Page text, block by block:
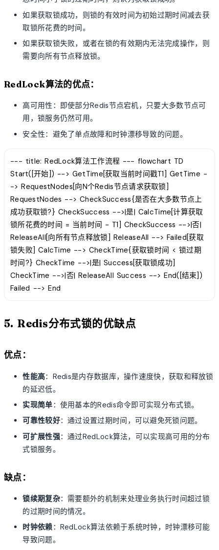
如果获取锁成功，则锁的有效时间为初始过期时间减去获
取锁所花费的时间。
如果获取锁失败，或者在锁的有效期内无法完成操作，则
需要向所有节点释放锁。
RedLock算法的优点：
高可用性：即使部分Redis节点宕机，只要大多数节点可
用，锁服务仍然可用。
安全性：避免了单点故障和时钟漂移导致的问题。
--- title: RedLock算法工作流程 --- flowchart TD
Start([开始]) --> GetTime[获取当前时间戳T1] GetTime -
-> RequestNodes[向N个Redis节点请求获取锁]
RequestNodes --> CheckSuccess{是否在大多数节点上
成功获取锁?} CheckSuccess -->|是| CalcTime[计算获取
锁所花费的时间 = 当前时间 - T1] CheckSuccess -->|否|
ReleaseAll[向所有节点释放锁] ReleaseAll --> Failed[获取
锁失败] CalcTime --> CheckTime{获取锁时间 < 锁过期
时间?} CheckTime -->|是| Success[获取锁成功]
CheckTime -->|否| ReleaseAll Success --> End([结束])
Failed --> End
5. Redis分布式锁的优缺点
优点：
性能高：Redis是内存数据库，操作速度快，获取和释放锁
的延迟低。
实现简单：使用基本的Redis命令即可实现分布式锁。
可靠性较好：通过设置过期时间，可以避免死锁问题。
可扩展性强：通过RedLock算法，可以实现高可用的分布
式锁服务。
缺点：
锁续期复杂：需要额外的机制来处理业务执行时间超过锁
的过期时间的情况。
时钟依赖：RedLock算法依赖于系统时钟，时钟漂移可能
导致问题。